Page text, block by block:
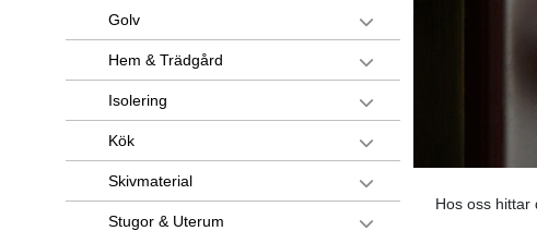
Golv
Hem & Trädgård
Isolering
Kök
Skivmaterial
Stugor & Uterum
Hos oss hittar